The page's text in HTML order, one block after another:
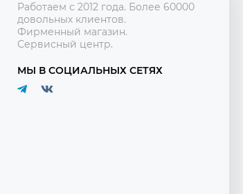
Работаем с 2012 года. Более 60000
довольных клиентов.
Фирменный магазин.
Сервисный центр.
МЫ В СОЦИАЛЬНЫХ СЕТЯХ